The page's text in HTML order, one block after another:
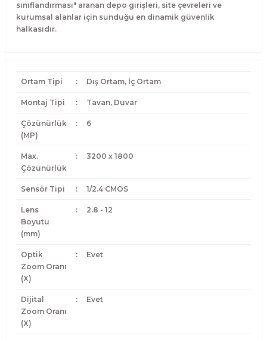
sınıflandırması" aranan depo girişleri, site çevreleri ve
kurumsal alanlar için sunduğu en dinamik güvenlik
halkasıdır.
Ortam Tipi : Dış Ortam, İç Ortam
Montaj Tipi : Tavan, Duvar
Çözünürlük
(MP)
: 6
Max.
Çözünürlük
: 3200 x 1800
Sensör Tipi : 1/2.4 CMOS
Lens
Boyutu
(mm)
: 2.8 - 12
Optik
Zoom Oranı
(X)
: Evet
Dijital
Zoom Oranı
(X)
: Evet